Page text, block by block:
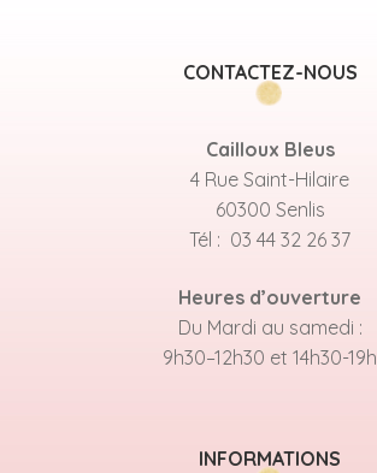
CONTACTEZ-NOUS
Cailloux Bleus
4 Rue Saint-Hilaire
60300 Senlis
Tél : 03 44 32 26 37
Heures d’ouverture
Du Mardi au samedi :
9h30–12h30 et 14h30-19h
INFORMATIONS